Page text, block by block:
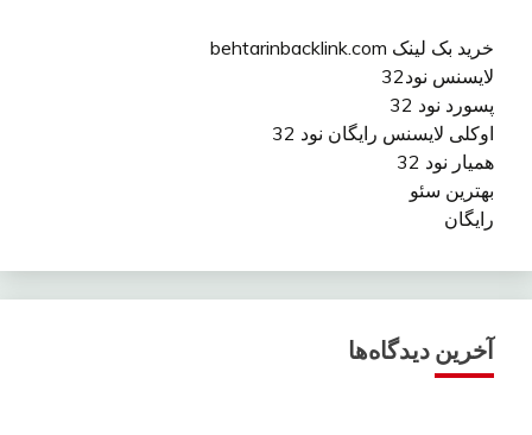
خرید بک لینک behtarinbacklink.com
لایسنس نود32
پسورد نود 32
اوکلی لایسنس رایگان نود 32
همیار نود 32
بهترین سئو
رایگان
آخرین دیدگاه‌ها